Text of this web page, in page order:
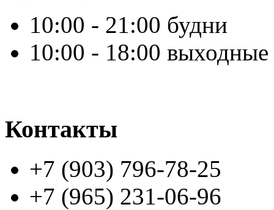
10:00 - 21:00 будни
10:00 - 18:00 выходные
Контакты
+7 (903) 796-78-25
+7 (965) 231-06-96